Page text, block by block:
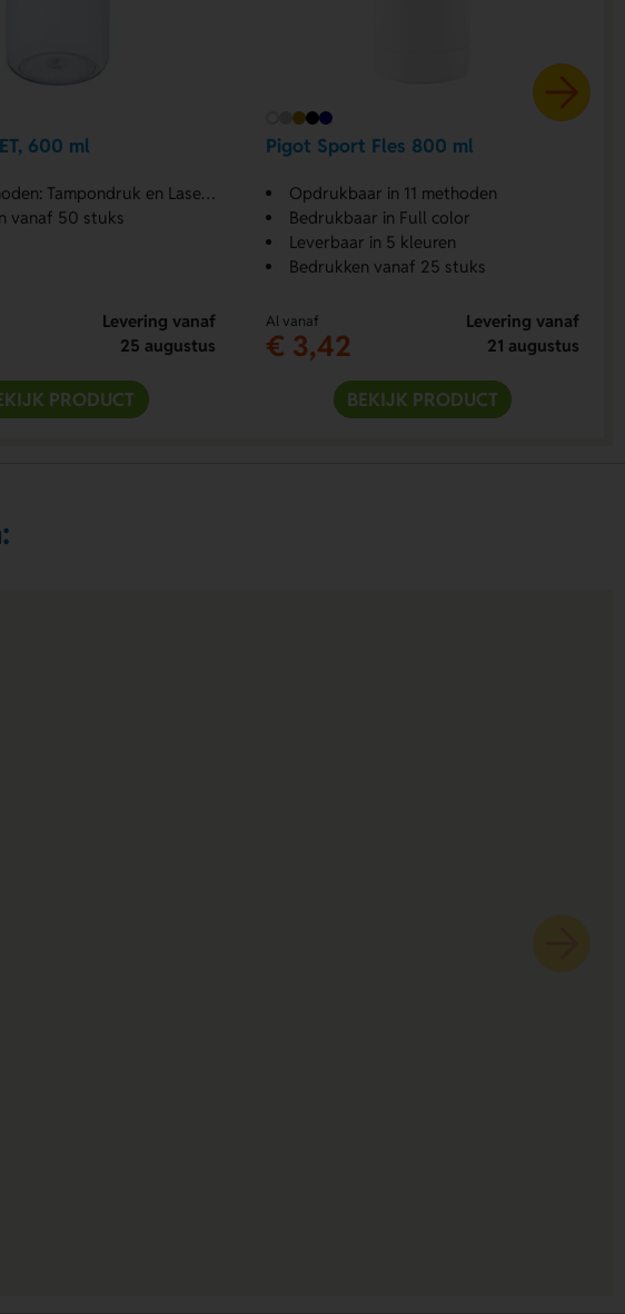
600 ml
Tampondruk en Lasergraveren
vanaf 50 stuks
Levering vanaf
25 augustus
PRODUCT
Pigot Sport Fles 800 ml
Opdrukbaar in 11 methoden
Bedrukbaar in Full color
Leverbaar in 5 kleuren
Bedrukken vanaf 25 stuks
Al vanaf
€ 3,42
Levering vanaf
21 augustus
BEKIJK PRODUCT